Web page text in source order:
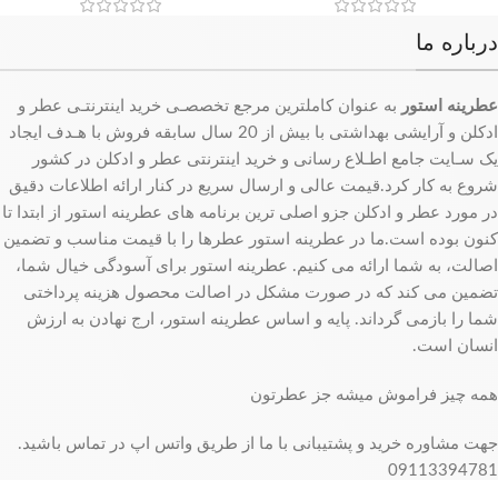
درباره ما
عطرینه استور به عنوان کاملترین مرجع تخصصـی خرید اینترنتـی عطر و
ادکلن و آرایشی بهداشتی با بیش از 20 سال سابقه فروش با هـدف ایجاد
یک سـایت جامع اطـلاع رسانی و خرید اینترنتی عطر و ادکلن در کشور
شروع به کار کرد.قیمت عالی و ارسال سریع در کنار ارائه اطلاعات دقیق
در مورد عطر و ادکلن جزو اصلی ترین برنامه های عطرینه استور از ابتدا تا
کنون بوده است.ما در عطرینه استور عطرها را با قیمت مناسب و تضمین
اصالت، به شما ارائه می کنیم. عطرینه استور برای آسودگی خیال شما،
تضمین می کند که در صورت مشکل در اصالت محصول هزینه پرداختی
شما را بازمی گرداند. پایه و اساس عطرینه استور، ارج نهادن به ارزش
انسان است.
همه چیز فراموش میشه جز عطرتون
جهت مشاوره خرید و پشتیبانی با ما از طریق واتس اپ در تماس باشید.
09113394781